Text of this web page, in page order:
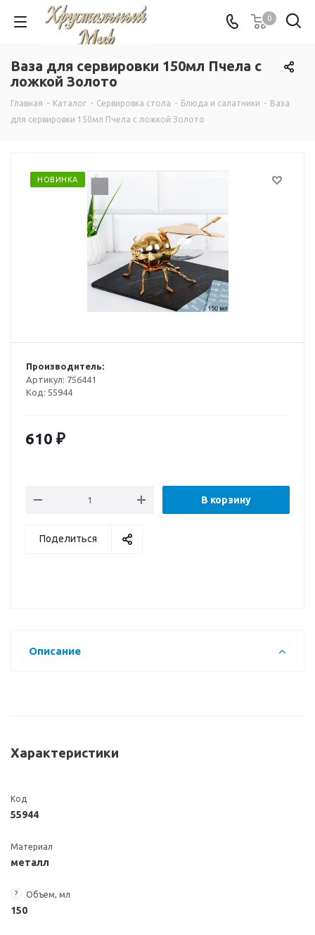
0
Ваза для сервировки 150мл Пчела с
ложкой Золото
Главная - Каталог - Сервировка стола - Блюда и салатники - Ваза
для сервировки 150мл Пчела с ложкой Золото
НОВИНКА
Производитель:
Артикул: 756441
Код: 55944
610 ₽
В корзину
Поделиться
Описание
Характеристики
Код
55944
Материал
металл
? Объем, мл
150